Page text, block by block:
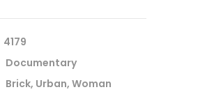
4179
Documentary
Brick, Urban, Woman